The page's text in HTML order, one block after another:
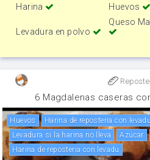
Harina
Huevos
Levadura en polvo
Queso
6 Magdalenas caseras
huevos
Harina de reposteria con
Levadura si la harina no lleva
Azúcar
Harina de reposteria con levadu